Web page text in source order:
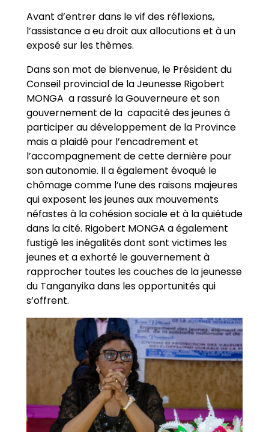
Avant d’entrer dans le vif des réflexions,
l’assistance a eu droit aux allocutions et à un
exposé sur les thèmes.
Dans son mot de bienvenue, le Président du
Conseil provincial de la Jeunesse Rigobert
MONGA a rassuré la Gouverneure et son
gouvernement de la capacité des jeunes à
participer au développement de la Province
mais a plaidé pour l’encadrement et
l’accompagnement de cette dernière pour
son autonomie. Il a également évoqué le
chômage comme l’une des raisons majeures
qui exposent les jeunes aux mouvements
néfastes à la cohésion sociale et à la quiétude
dans la cité. Rigobert MONGA a également
fustigé les inégalités dont sont victimes les
jeunes et a exhorté le gouvernement à
rapprocher toutes les couches de la jeunesse
du Tanganyika dans les opportunités qui
s’offrent.